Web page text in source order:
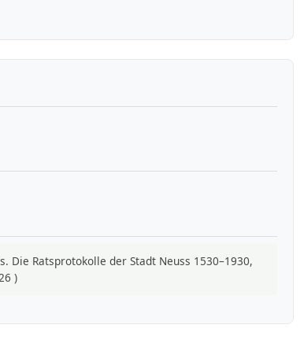
Die Ratsprotokolle der Stadt Neuss 1530–1930,
)